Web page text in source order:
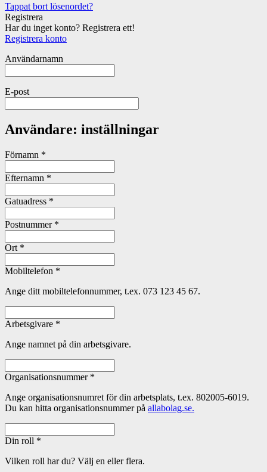
Tappat bort lösenordet?
Registrera
Har du inget konto? Registrera ett!
Registrera konto
Användarnamn
E-post
Användare: inställningar
Förnamn *
Efternamn *
Gatuadress *
Postnummer *
Ort *
Mobiltelefon *
Ange ditt mobiltelefonnummer, t.ex. 073 123 45 67.
Arbetsgivare *
Ange namnet på din arbetsgivare.
Organisationsnummer *
Ange organisationsnumret för din arbetsplats, t.ex. 802005-6019.
Du kan hitta organisationsnummer på allabolag.se.
Din roll *
Vilken roll har du? Välj en eller flera.